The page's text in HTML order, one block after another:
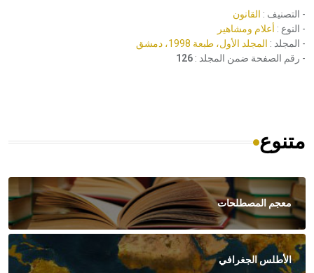
- التصنيف : القانون
- النوع : أعلام ومشاهير
- المجلد : المجلد الأول، طبعة 1998، دمشق
- رقم الصفحة ضمن المجلد : 126
متنوع
معجم المصطلحات
الأطلس الجغرافي